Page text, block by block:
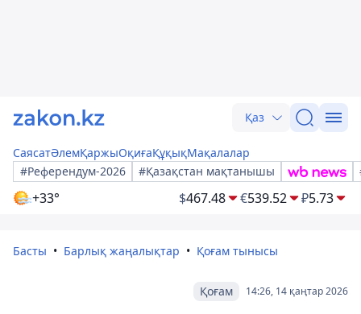
Қаз
СаясатӘлемҚаржыОқиғаҚұқықМақалалар
#Референдум-2026
#Қазақстан мақтанышы
+33° $467.48 €539.52 ₽5.73
Басты Барлық жаңалықтар Қоғам тынысы
14:26, 14 қаңтар 2026
Қоғам